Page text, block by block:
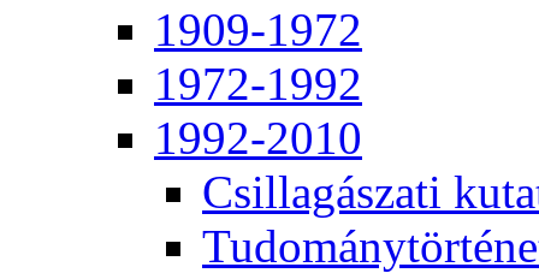
1909-1972
1972-1992
1992-2010
Csil­la­gá­sza­ti